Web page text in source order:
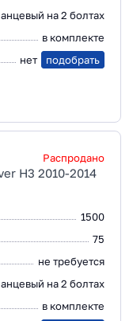
на 2 болтах
в комплекте
нет подобрать
Распродано
H3 2010-2014
1500
75
не требуется
на 2 болтах
в комплекте